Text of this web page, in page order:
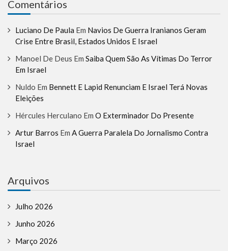
Comentários
Luciano De Paula Em Navios De Guerra Iranianos Geram
Crise Entre Brasil, Estados Unidos E Israel
Manoel De Deus Em Saiba Quem São As Vítimas Do Terror
Em Israel
Nuldo Em Bennett E Lapid Renunciam E Israel Terá Novas
Eleições
Hércules Herculano Em O Exterminador Do Presente
Artur Barros Em A Guerra Paralela Do Jornalismo Contra
Israel
Arquivos
Julho 2026
Junho 2026
Março 2026